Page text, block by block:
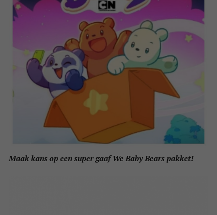
Maak kans op een super gaaf We Baby Bears pakket!